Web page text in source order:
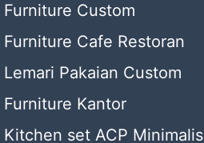
Furniture Custom
Furniture Cafe Restoran
Lemari Pakaian Custom
Furniture Kantor
Kitchen set ACP Minimalis